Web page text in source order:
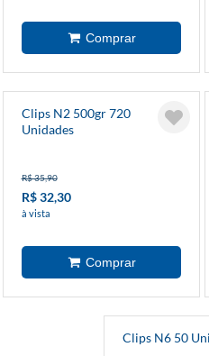
Clips N2 500gr 720
Unidades
R$ 35,90
R$ 32,30
à vista
Clips N6 50